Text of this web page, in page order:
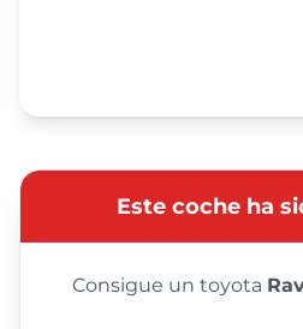
Este coche ha
Consigue un toyota